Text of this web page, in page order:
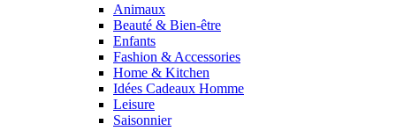
Animaux
Beauté & Bien-être
Enfants
Fashion & Accessories
Home & Kitchen
Idées Cadeaux Homme
Leisure
Saisonnier